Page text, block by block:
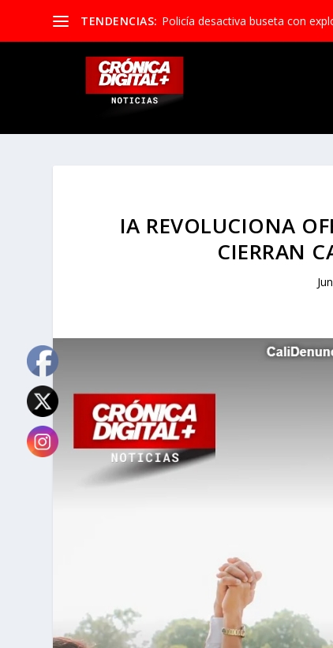
TENDENCIAS: Policía desactiva buseta con
IA REVOLUCIONA
CIERRAN